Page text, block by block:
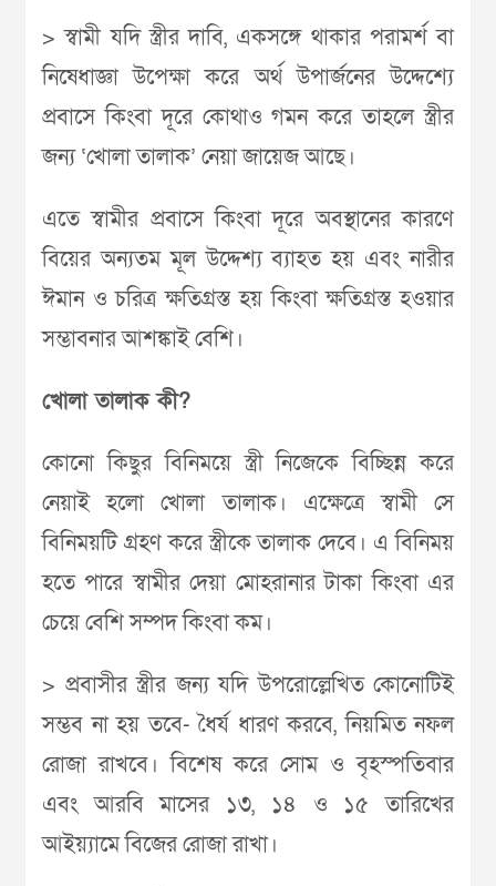
> স্বামী যদি স্ত্রীর দাবি, একসঙ্গে থাকার পরামর্শ বা
নিষেধাজ্ঞা উপেক্ষা করে অর্থ উপার্জনের উদ্দেশ্যে
প্রবাসে কিংবা দূরে কোথাও গমন করে তাহলে স্ত্রীর
জন্য ‘খোলা তালাক’ নেয়া জায়েজ আছে।
এতে স্বামীর প্রবাসে কিংবা দূরে অবস্থানের কারণে
বিয়ের অন্যতম মূল উদ্দেশ্য ব্যাহত হয় এবং নারীর
ঈমান ও চরিত্র ক্ষতিগ্রস্ত হয় কিংবা ক্ষতিগ্রস্ত হওয়ার
সম্ভাবনার আশঙ্কাই বেশি।
খোলা তালাক কী?
কোনো কিছুর বিনিময়ে স্ত্রী নিজেকে বিচ্ছিন্ন করে
নেয়াই হলো খোলা তালাক। এক্ষেত্রে স্বামী সে
বিনিময়টি গ্রহণ করে স্ত্রীকে তালাক দেবে। এ বিনিময়
হতে পারে স্বামীর দেয়া মোহরানার টাকা কিংবা এর
চেয়ে বেশি সম্পদ কিংবা কম।
> প্রবাসীর স্ত্রীর জন্য যদি উপরোল্লেখিত কোনোটিই
সম্ভব না হয় তবে- ধৈর্য ধারণ করবে, নিয়মিত নফল
রোজা রাখবে। বিশেষ করে সোম ও বৃহস্পতিবার
এবং আরবি মাসের ১৩, ১৪ ও ১৫ তারিখের
আইয়্যামে বিজের রোজা রাখা।